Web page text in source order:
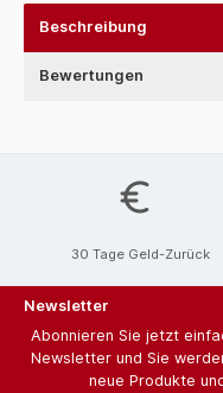
Beschreibung
Bewertungen
30 Tage Geld-Zurück
Newsletter
Abonnieren Sie jetzt
Newsletter und Sie
neue Produkte